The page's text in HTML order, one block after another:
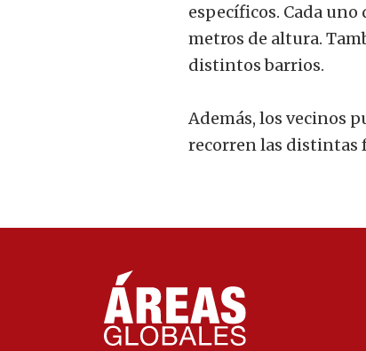
específicos. Cada uno
metros de altura.
distintos barrios.
Además, los vecinos
recorren las distintas